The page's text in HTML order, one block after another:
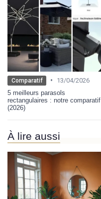
Comparatif •
13/04/2026
5 meilleurs parasols
rectangulaires : notre comparatif
(2026)
À lire aussi